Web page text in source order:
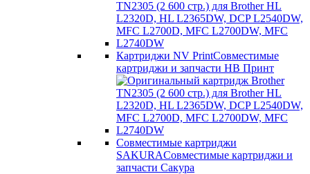
Картриджи NV PrintСовместимые
картриджи и запчасти НВ Принт
Совместимые картриджи
SAKURAСовместимые картриджи и
запчасти Сакура